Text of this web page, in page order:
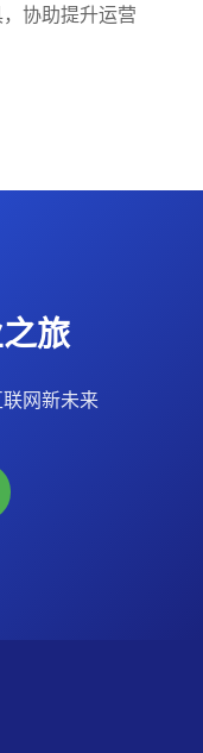
协助提升运营
旅
网新未来